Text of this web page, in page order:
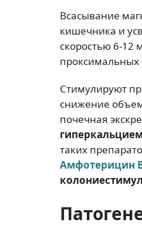
Всасывание
кишечника и
скоростью 6-12
проксимальных
Стимулируют
снижение
почечная
таких
Амфотерицин